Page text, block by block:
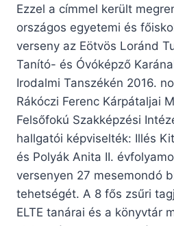
Ezzel a címmel került
országos egyetemi és
verseny az Eötvös Loránd
Tanító- és Óvóképző
Irodalmi Tanszékén 2016.
Rákóczi Ferenc Kárpátaljai
Felsőfokú Szakképzési
hallgatói képviselték: Illés
és Polyák Anita II.
versenyen 27 mesemondó
tehetségét. A 8 fős zsűri
ELTE tanárai és a könyvtár